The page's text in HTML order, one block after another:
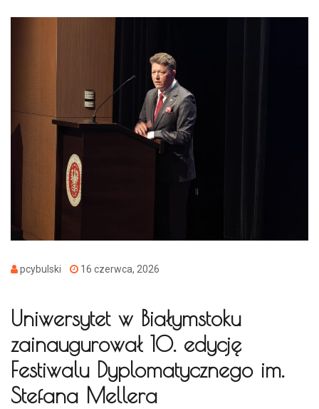
pcybulski 16 czerwca, 2026
Uniwersytet w Białymstoku
zainaugurował 10. edycję
Festiwalu Dyplomatycznego im.
Stefana Mellera